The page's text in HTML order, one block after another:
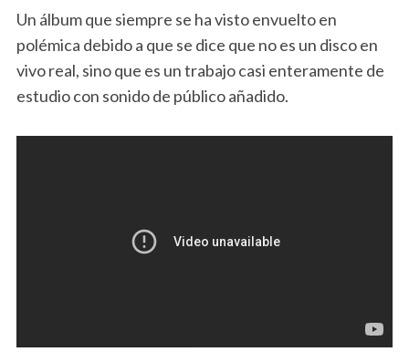
Un álbum que siempre se ha visto envuelto en
polémica debido a que se dice que no es un disco en
vivo real, sino que es un trabajo casi enteramente de
estudio con sonido de público añadido.